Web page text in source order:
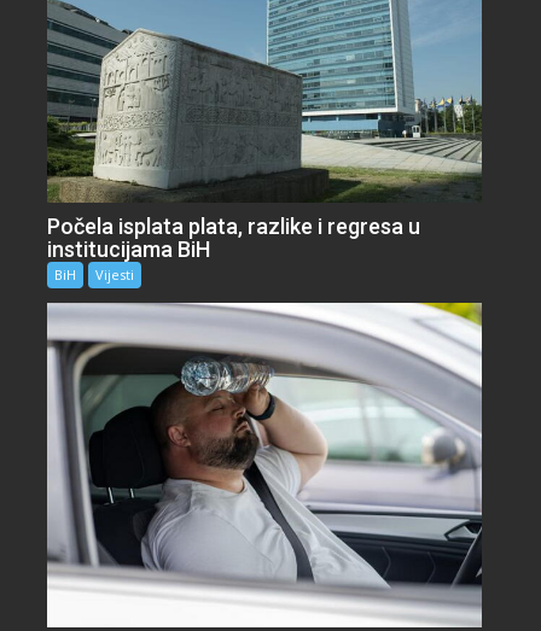
Počela isplata plata, razlike i regresa u
institucijama BiH
BiH Vijesti